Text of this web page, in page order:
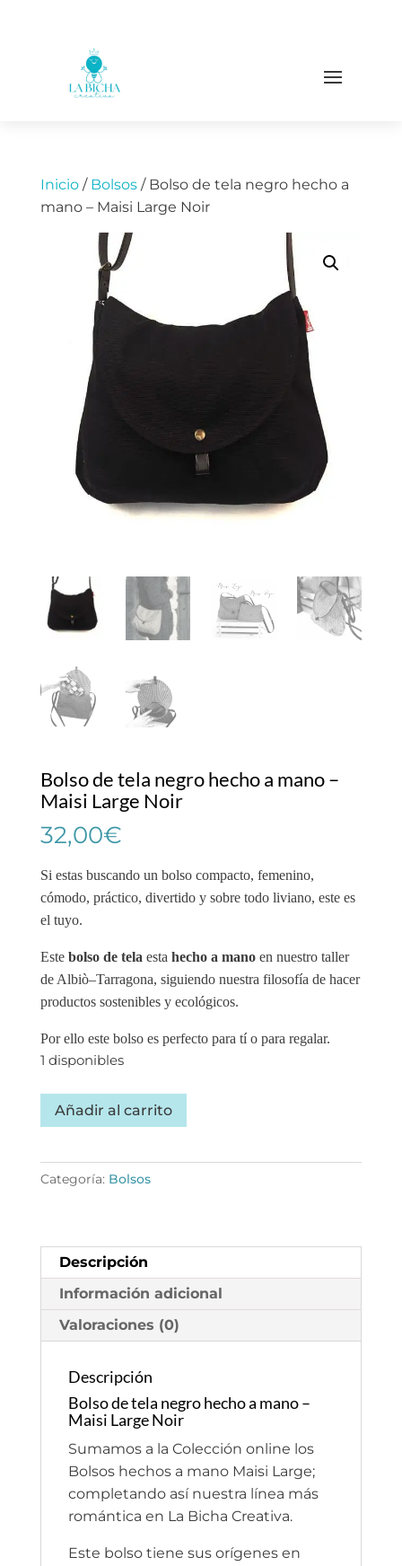
Inicio/ Bolsos/ Bolso de tela negro hecho a
mano – Maisi Large Noir
Bolso de tela negro hecho a mano –
Maisi Large Noir
32,00€
Si estas buscando un bolso compacto, femenino,
cómodo, práctico, divertido y sobre todo liviano, este es
el tuyo.
Este bolso de telaesta hecho a manoen nuestro taller
de Albiò–Tarragona, siguiendo nuestra filosofía de hacer
productos sostenibles y ecológicos.
Por ello este bolso es perfecto para tí o para regalar.
1 disponibles
Bolso
de
negro
Maisi
Large
Noir
Añadir al carrito
Categoría: Bolsos
Descripción
Información adicional
Valoraciones (0)
Descripción
Bolso de tela negro hecho a mano –
Maisi Large Noir
Sumamos a la Colección online los
Bolsos hechos a mano Maisi Large;
completando así nuestra línea más
romántica en La Bicha Creativa.
Este bolso tiene sus orígenes en